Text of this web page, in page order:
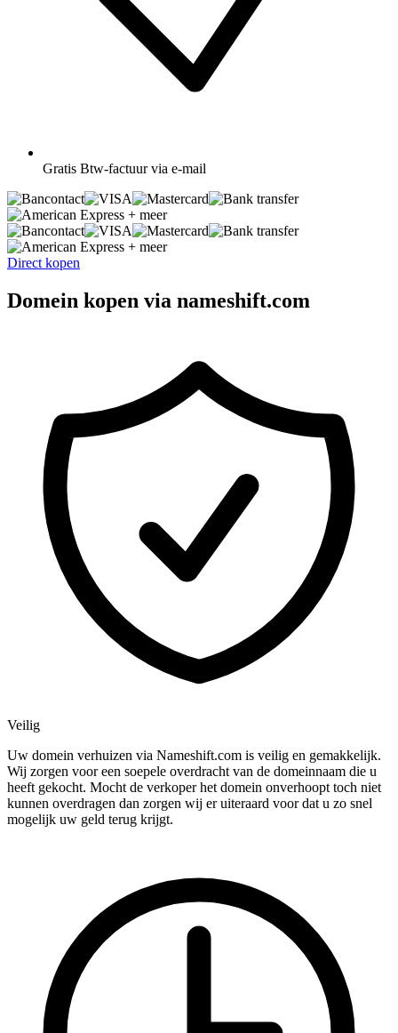
Gratis Btw-factuur via e-mail
+ meer
+ meer
Direct kopen
Domein kopen via nameshift.com
Veilig
Uw domein verhuizen via Nameshift.com is veilig en gemakkelijk.
Wij zorgen voor een soepele overdracht van de domeinnaam die u
heeft gekocht. Mocht de verkoper het domein onverhoopt toch niet
kunnen overdragen dan zorgen wij er uiteraard voor dat u zo snel
mogelijk uw geld terug krijgt.